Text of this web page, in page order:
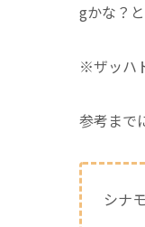
gかな？
※ザッハ
参考まで
シナ